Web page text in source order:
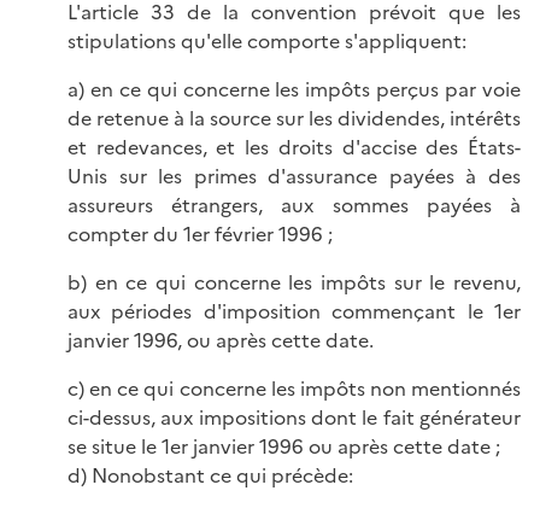
L'article 33 de la convention prévoit que les
stipulations qu'elle comporte s'appliquent:
a) en ce qui concerne les impôts perçus par voie
de retenue à la source sur les dividendes, intérêts
et redevances, et les droits d'accise des États-
Unis sur les primes d'assurance payées à des
assureurs étrangers, aux sommes payées à
compter du 1er février 1996 ;
b) en ce qui concerne les impôts sur le revenu,
aux périodes d'imposition commençant le 1er
janvier 1996, ou après cette date.
c) en ce qui concerne les impôts non mentionnés
ci-dessus, aux impositions dont le fait générateur
se situe le 1er janvier 1996 ou après cette date ;
d) Nonobstant ce qui précède: